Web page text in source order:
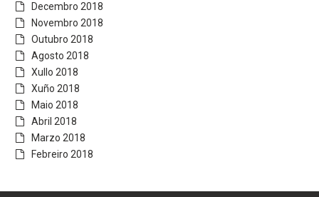
Decembro 2018
Novembro 2018
Outubro 2018
Agosto 2018
Xullo 2018
Xuño 2018
Maio 2018
Abril 2018
Marzo 2018
Febreiro 2018